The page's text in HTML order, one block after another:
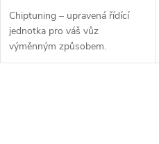
u
k
u
k
Chiptuning – upravená řídící
jednotka pro váš vůz
výměnným způsobem.